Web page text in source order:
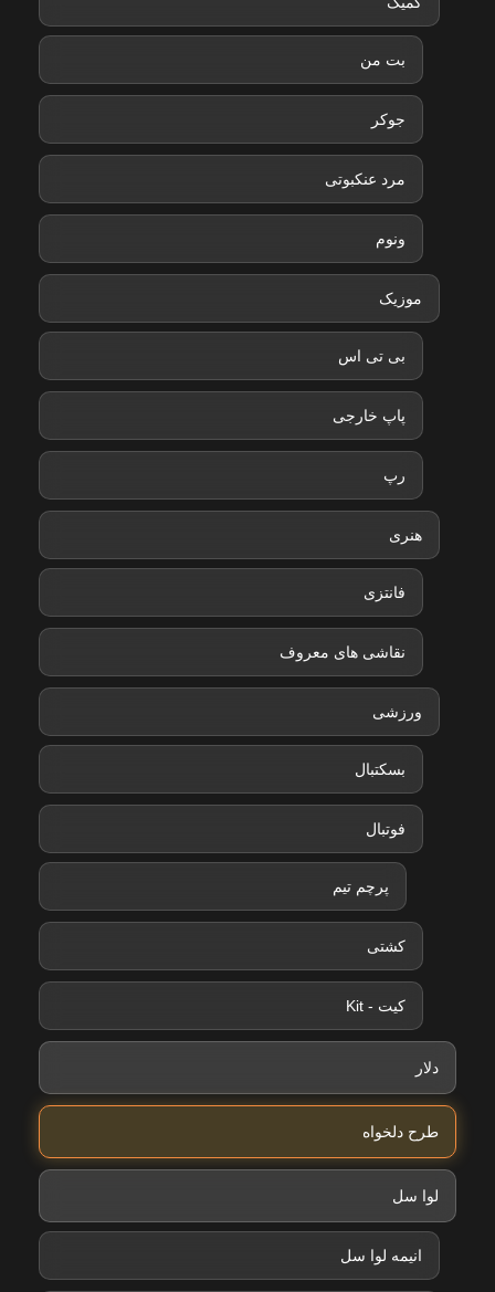
بت من
جوکر
مرد عنکبوتی
ونوم
موزیک
بی تی اس
پاپ خارجی
رپ
هنری
فانتزی
نقاشی های معروف
ورزشی
بسکتبال
فوتبال
پرچم تیم
کشتی
کیت - Kit
دلار
طرح دلخواه
لوا سل
انیمه لوا سل